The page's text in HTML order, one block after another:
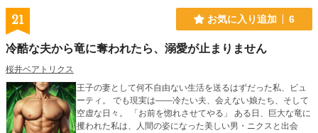
21 お気に入り追加 6
冷酷な夫から竜に奪われたら、溺愛が止まりません
桜井ベアトリクス
王子の妻として何不自由ない生活を送るはずだった私、ビュ
ーティ。 でも現実は——冷たい夫、会えない娘たち、そして
空虚な日々。 「お前を惚れさせてやる」 ある日、巨大な竜に
攫われた私は、人間の姿になった美しい男・ニクスと出会